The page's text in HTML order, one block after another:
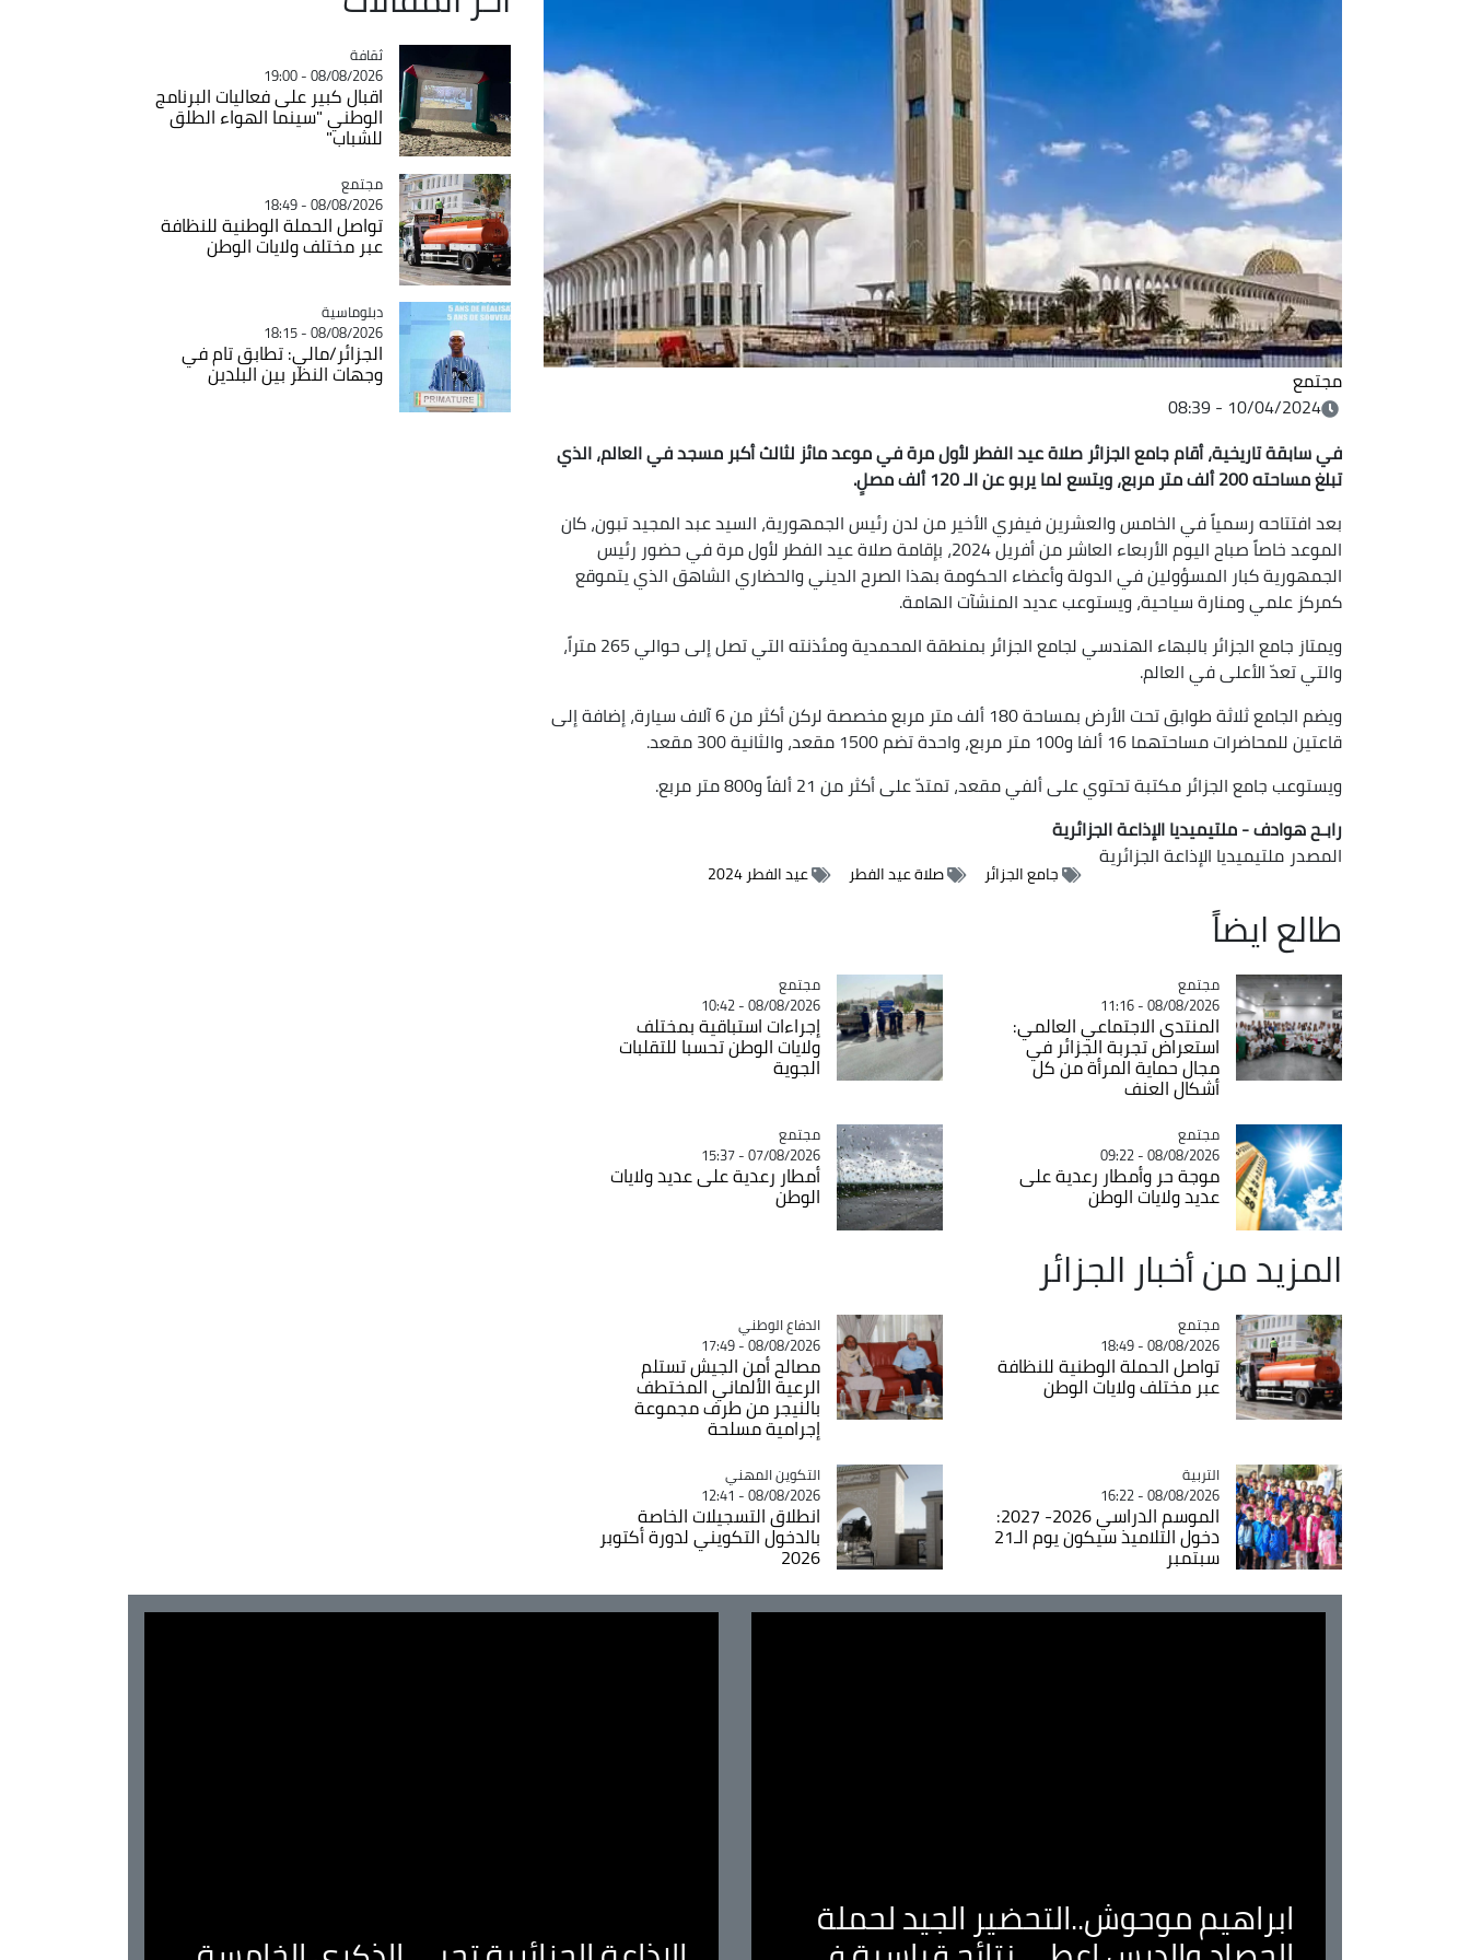
مجتمع
10/04/2024 - 08:39
في سابقة تاريخية، أقام جامع الجزائر صلاة عيد الفطر لأول مرة في موعد مائز لثالث أكبر مسجد في العالم، الذي
تبلغ مساحته 200 ألف متر مربع، ويتسع لما يربو عن الـ 120 ألف مصلٍ.
بعد افتتاحه رسمياً في الخامس والعشرين فيفري الأخير من لدن رئيس الجمهورية، السيد عبد المجيد تبون، كان
الموعد خاصاً صباح اليوم الأربعاء العاشر من أفريل 2024، بإقامة صلاة عيد الفطر لأول مرة في حضور رئيس
الجمهورية كبار المسؤولين في الدولة وأعضاء الحكومة بهذا الصرح الديني والحضاري الشاهق الذي يتموقع
كمركز علمي ومنارة سياحية، ويستوعب عديد المنشآت الهامة.
ويمتاز جامع الجزائر بالبهاء الهندسي لجامع الجزائر بمنطقة المحمدية ومئذنته التي تصل إلى حوالي 265 متراً،
والتي تعدّ الأعلى في العالم.
ويضم الجامع ثلاثة طوابق تحت الأرض بمساحة 180 ألف متر مربع مخصصة لركن أكثر من 6 آلاف سيارة، إضافة إلى
قاعتين للمحاضرات مساحتهما 16 ألفا و100 متر مربع، واحدة تضم 1500 مقعد، والثانية 300 مقعد.
ويستوعب جامع الجزائر مكتبة تحتوي على ألفي مقعد، تمتدّ على أكثر من 21 ألفاً و800 متر مربع.‏
رابـح هوادف - ملتيميديا الإذاعة الجزائرية
المصدر ملتيميديا الإذاعة الجزائرية
جامع الجزائر صلاة عيد الفطر عيد الفطر 2024
طالع ايضاً
Catégorie
مجتمع
08/08/2026 - 11:16
المنتدى الاجتماعي العالمي:
استعراض تجربة الجزائر في
مجال حماية المرأة من كل
أشكال العنف
Catégorie
مجتمع
08/08/2026 - 10:42
إجراءات استباقية بمختلف
ولايات الوطن تحسبا للتقلبات
الجوية
Catégorie
مجتمع
08/08/2026 - 09:22
موجة حر وأمطار رعدية على
عديد ولايات الوطن
Catégorie
مجتمع
07/08/2026 - 15:37
أمطار رعدية على عديد ولايات
الوطن
المزيد من أخبار الجزائر
Catégorie
مجتمع
08/08/2026 - 18:49
تواصل الحملة الوطنية للنظافة
عبر مختلف ولايات الوطن
Catégorie
الدفاع الوطني
08/08/2026 - 17:49
مصالح أمن الجيش تستلم
الرعية الألماني المختطف
بالنيجر من طرف مجموعة
إجرامية مسلحة
Catégorie
التربية
08/08/2026 - 16:22
الموسم الدراسي 2026- 2027:
دخول التلاميذ سيكون يوم الـ21
سبتمبر
Catégorie
التكوين المهني
08/08/2026 - 12:41
انطلاق التسجيلات الخاصة
بالدخول التكويني لدورة أكتوبر
2026
Catégorie
ثقافة
08/08/2026 - 19:00
اقبال كبير على فعاليات البرنامج
الوطني "سينما الهواء الطلق
للشباب"
Catégorie
مجتمع
08/08/2026 - 18:49
تواصل الحملة الوطنية للنظافة
عبر مختلف ولايات الوطن
Catégorie
دبلوماسية
08/08/2026 - 18:15
الجزائر/مالي: تطابق تام في
وجهات النظر بين البلدين
ابراهيم موحوش..التحضير الجيد لحملة